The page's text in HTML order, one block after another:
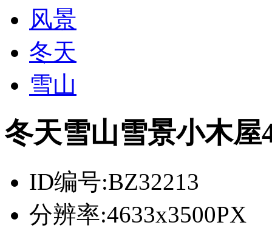
风景
冬天
雪山
冬天雪山雪景小木
ID编号:BZ32213
分辨率:4633x3500PX